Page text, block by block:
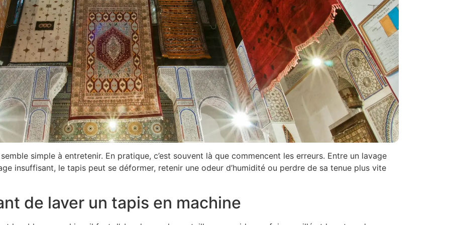
simple à entretenir. En pratique, c’est souvent là que commencent les erreurs. Entre un lavage
insuffisant, le tapis peut se déformer, retenir une odeur d’humidité ou perdre de sa tenue plus vite
de laver un tapis en machine